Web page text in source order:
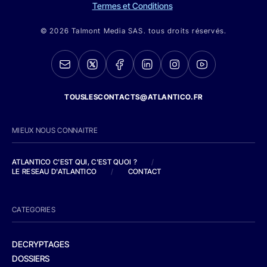
Termes et Conditions
© 2026 Talmont Media SAS. tous droits réservés.
TOUSLESCONTACTS@ATLANTICO.FR
MIEUX NOUS CONNAITRE
ATLANTICO C'EST QUI, C'EST QUOI ?
/
LE RESEAU D'ATLANTICO
/ CONTACT
CATEGORIES
DECRYPTAGES
DOSSIERS